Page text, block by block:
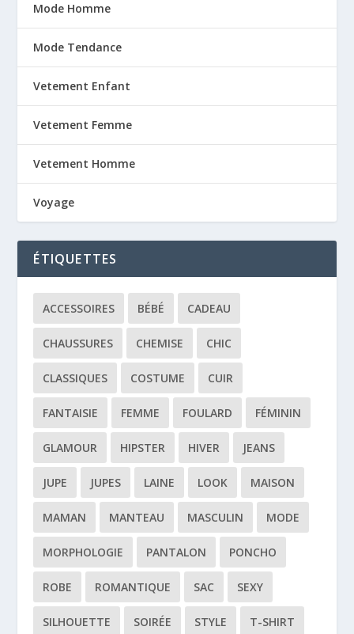
Mode Homme
Mode Tendance
Vetement Enfant
Vetement Femme
Vetement Homme
Voyage
ÉTIQUETTES
ACCESSOIRES BÉBÉ CADEAU
CHAUSSURES CHEMISE CHIC
CLASSIQUES COSTUME CUIR
FANTAISIE FEMME FOULARD FÉMININ
GLAMOUR HIPSTER HIVER JEANS
JUPE JUPES LAINE LOOK MAISON
MAMAN MANTEAU MASCULIN MODE
MORPHOLOGIE PANTALON PONCHO
ROBE ROMANTIQUE SAC SEXY
SILHOUETTE SOIRÉE STYLE T-SHIRT